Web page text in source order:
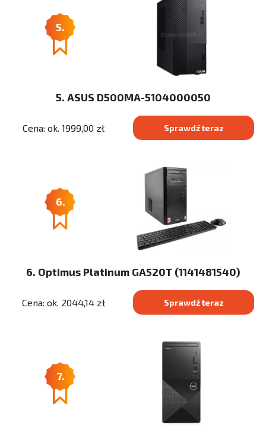
5.
5. ASUS D500MA-5104000050
Cena: ok. 1999,00 zł Sprawdź teraz
6.
6. Optimus Platinum GA520T (1141481540)
Cena: ok. 2044,14 zł Sprawdź teraz
7.